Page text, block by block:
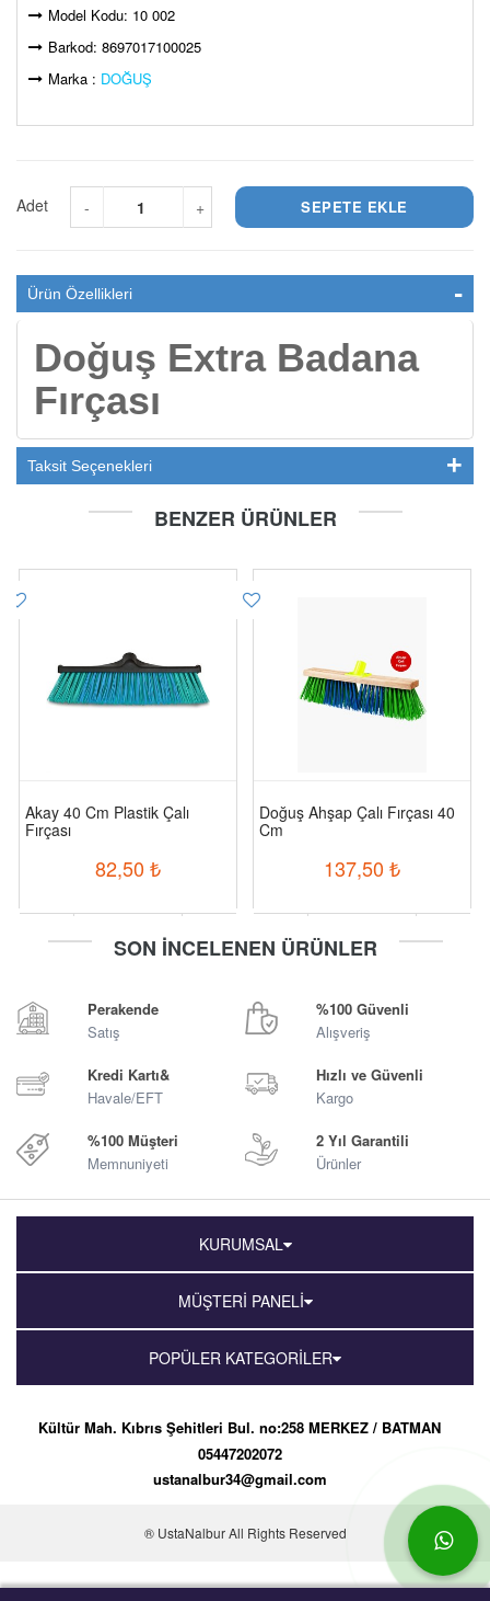
Model Kodu: 10 002
Barkod: 8697017100025
Marka : DOĞUŞ
Adet +
-
Ürün Özellikleri
Doğuş Extra Badana
Fırçası
Taksit Seçenekleri
BENZER ÜRÜNLER
Akay 40 Cm Plastik Çalı
Fırçası
82,50 ₺
Doğuş Ahşap Çalı Fırçası 40
Cm
137,50 ₺
SON İNCELENEN ÜRÜNLER
Perakende
Satış
%100 Güvenli
Alışveriş
Kredi Kartı&
Havale/EFT
Hızlı ve Güvenli
Kargo
%100 Müşteri
Memnuniyeti
2 Yıl Garantili
Ürünler
KURUMSAL
MÜŞTERİ PANELİ
POPÜLER KATEGORİLER
Kültür Mah. Kıbrıs Şehitleri Bul. no:258 MERKEZ / BATMAN
05447202072
ustanalbur34@gmail.com
® UstaNalbur All Rights Reserved